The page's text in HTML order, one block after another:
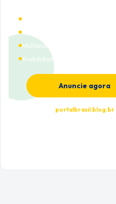
Cobertura nacional
Múltiplas categorias
Visibilidade premium
Anuncie agora
portalbrasil.blog.br